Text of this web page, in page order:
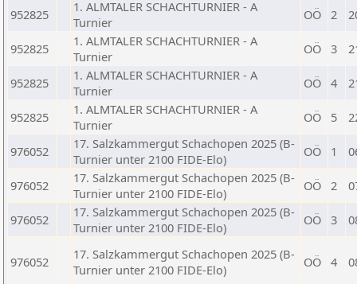
952825
1. ALMTALER SCHACHTURNIER - A
Turnier
OÖ 2
952825
1. ALMTALER SCHACHTURNIER - A
Turnier
OÖ 3
952825
1. ALMTALER SCHACHTURNIER - A
Turnier
OÖ 4
952825
1. ALMTALER SCHACHTURNIER - A
Turnier
OÖ 5
976052
17. Salzkammergut Schachopen 2025 (B-
Turnier unter 2100 FIDE-Elo)
OÖ 1
976052
17. Salzkammergut Schachopen 2025 (B-
Turnier unter 2100 FIDE-Elo)
OÖ 2
976052
17. Salzkammergut Schachopen 2025 (B-
Turnier unter 2100 FIDE-Elo)
OÖ 3
976052
17. Salzkammergut Schachopen 2025 (B-
Turnier unter 2100 FIDE-Elo)
OÖ 4